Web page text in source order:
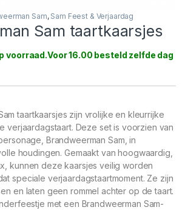
Sam, Sam Feest & Verjaardag
Sam taartkaarsjes
voorraad
taartkaarsjes zijn vrolijke en kleurrijke
verjaardagstaart. Deze set is voorzien van
Brandweerman Sam, in
houdingen. Gemaakt van hoogwaardig,
kunnen deze kaarsjes veilig worden
speciale verjaardagstaartmoment. Ze zijn
en laten geen rommel achter op de taart.
met een Brandweerman Sam-